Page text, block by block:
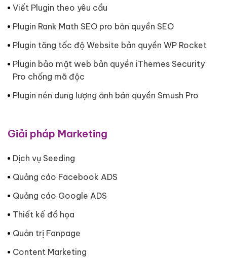
Viết Plugin theo yêu cầu
Plugin Rank Math SEO pro bản quyền SEO
Plugin tăng tốc độ Website bản quyền WP Rocket
Plugin bảo mật web bản quyền iThemes Security
Pro chống mã độc
Plugin nén dung lượng ảnh bản quyền Smush Pro
Giải pháp Marketing
Dịch vụ Seeding
Quảng cáo Facebook ADS
Quảng cáo Google ADS
Thiết kế đồ họa
Quản trị Fanpage
Content Marketing